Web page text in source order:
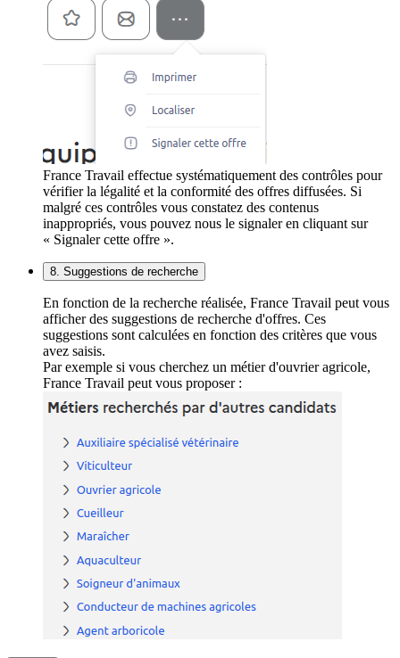
France Travail effectue systématiquement des contrôles pour
vérifier la légalité et la conformité des offres diffusées. Si
malgré ces contrôles vous constatez des contenus
inappropriés, vous pouvez nous le signaler en cliquant sur
« Signaler cette offre ».
8. Suggestions de recherche
En fonction de la recherche réalisée, France Travail peut vous
afficher des suggestions de recherche d'offres. Ces
suggestions sont calculées en fonction des critères que vous
avez saisis.
Par exemple si vous cherchez un métier d'ouvrier agricole,
France Travail peut vous proposer :